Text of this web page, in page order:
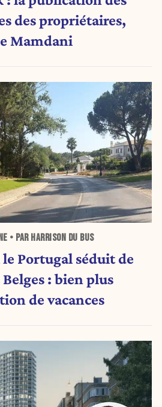
des propriétaires,
Mamdani
• PAR HARRISON DU BUS
Portugal séduit de
: bien plus
de vacances